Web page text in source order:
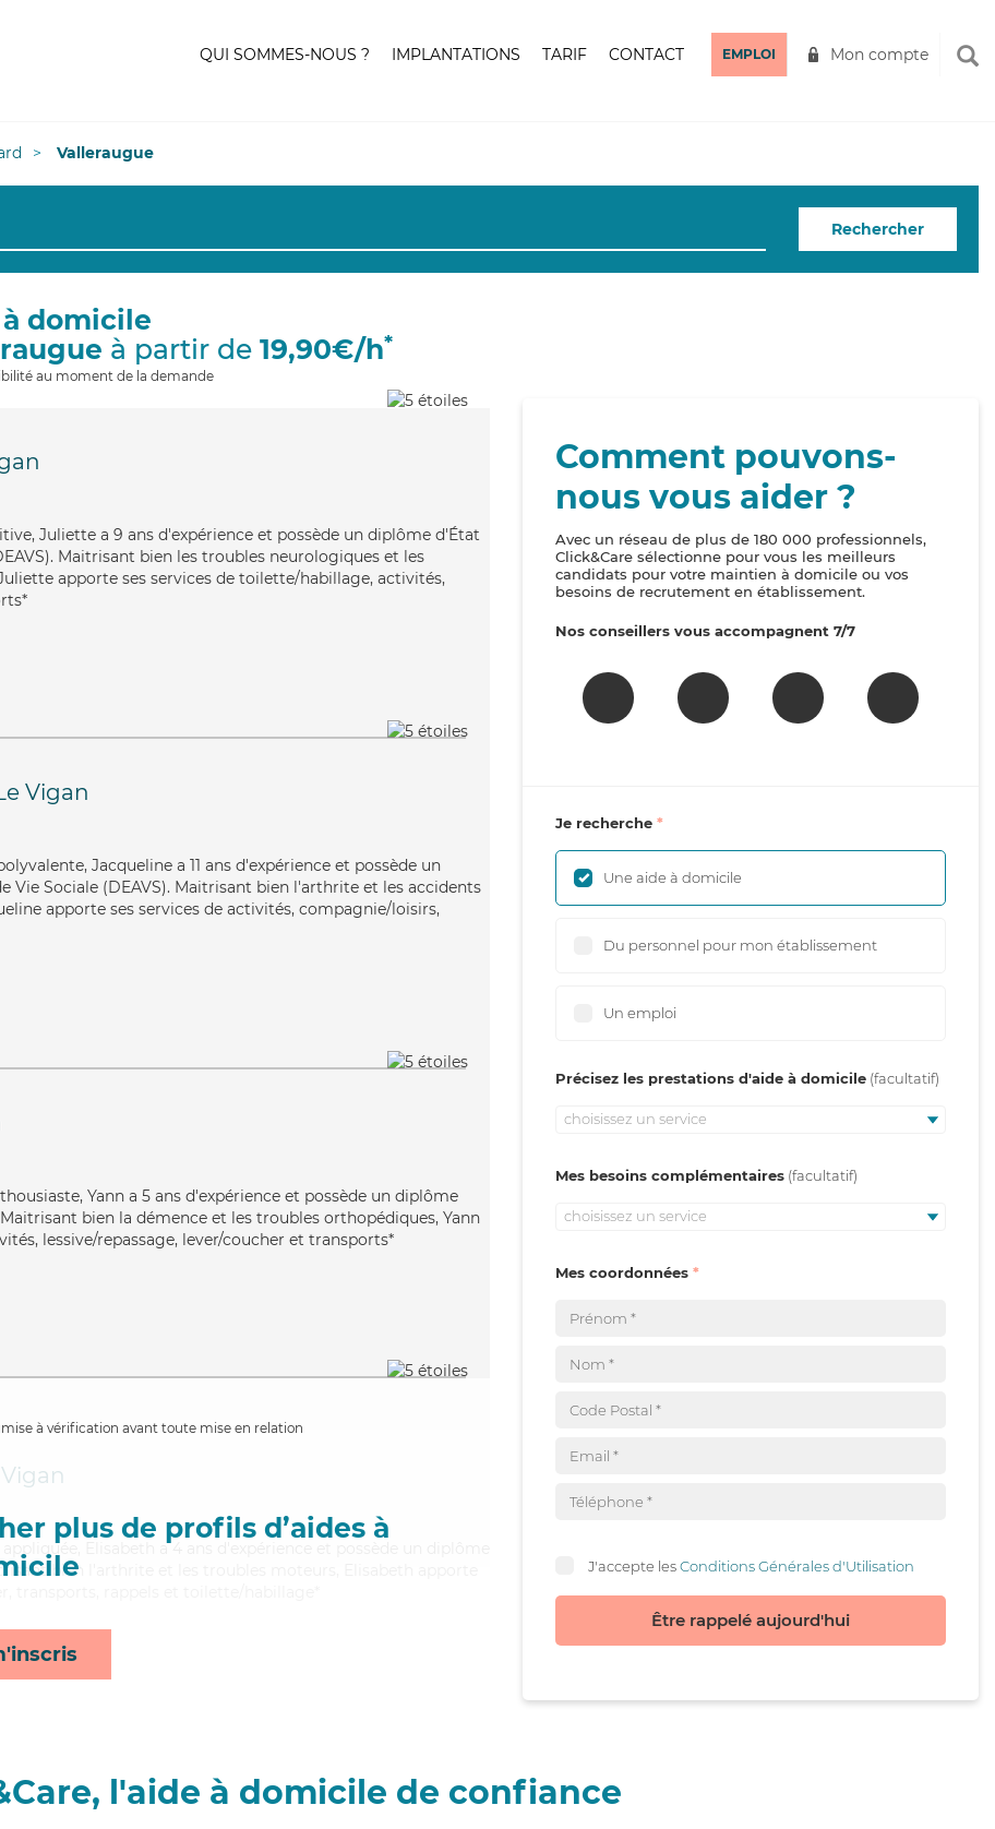
QUI SOMMES-NOUS ? IMPLANTATIONS TARIF CONTACT EMPLOI Mon compte
Valleraugue
Rechercher
à domicile
à partir de 19,90€/h*
au moment de la demande
Juliette a 9 ans d'expérience et possède un diplôme d'État
Maitrisant bien les troubles neurologiques et les
apporte ses services de toilette/habillage, activités,
Vigan
Jacqueline a 11 ans d'expérience et possède un
Vie Sociale (DEAVS). Maitrisant bien l'arthrite et les accidents
apporte ses services de activités, compagnie/loisirs,
Yann a 5 ans d'expérience et possède un diplôme
bien la démence et les troubles orthopédiques, Yann
lessive/repassage, lever/coucher et transports*
à vérification avant toute mise en relation
plus de profils d’aides à
Elisabeth a 4 ans d'expérience et possède un diplôme
bien l'arthrite et les troubles moteurs, Elisabeth apporte
Comment pouvons-
nous vous aider ?
Avec un réseau de plus de 180 000 professionnels,
Click&Care sélectionne pour vous les meilleurs
candidats pour votre maintien à domicile ou vos
besoins de recrutement en établissement.
Nos conseillers vous accompagnent 7/7
Je recherche
Une aide à domicile
Du personnel pour mon établissement
Un emploi
Précisez les prestations d'aide à domicile
choisissez un service
Mes besoins complémentaires
choisissez un service
Mes coordonnées
J'accepte lesConditions Générales d'Utilisation
Être rappelé aujourd'hui
l'aide à domicile de confiance